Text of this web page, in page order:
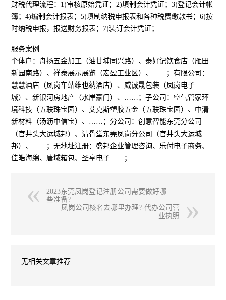
财税代理流程：1)审核原始凭证；2)填制会计凭证；3)登记会计帐
簿；4)编制会计报表；5)填制纳税申报表和各种税费缴款书；6)按
时纳税申报，报送财务报表；7)装订会计凭证；
服务案例
个体户：舟扬五金加工（油甘埔同兴路）、泰好记饮食店（雁田
新园南路）、祥泰展示展览（宏盈工业区）、……；有限公司：
慧慧酒店（凤岗车站维也纳酒店）、威诚晟包装（凤岗电子
城）、新银河房地产（水岸豪门）、……；子公司：空气管家环
境科技（五联珠宝园）、艾克斯塑胶五金（五联珠宝园）、中清
新材料（汤沥中信宝）、……；分公司：创意智能东莞分公司
（官井头大运城邦）、清骨堂东莞凤岗分公司（官井头大运城
邦）、……；无地址注册：盛邦企业管理咨询、乐付电子商务、
佳皓海绵、唐域箱包、圣亨电子……；
2023东莞凤岗登记注册公司需要做好哪
些准备?
凤岗公司核名去哪里办理?-代办公司营
业执照
无相关文章推荐